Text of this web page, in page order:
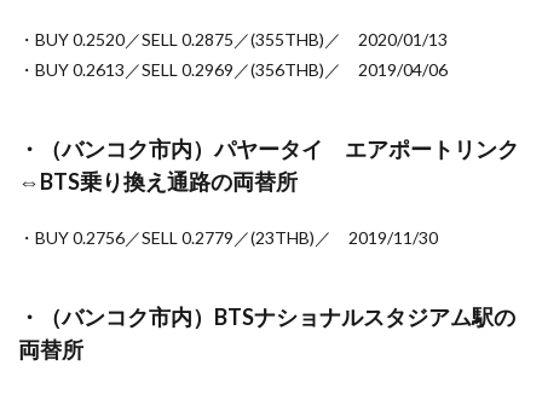
・BUY 0.2520／SELL 0.2875／(355THB)／ 2020/01/13
・BUY 0.2613／SELL 0.2969／(356THB)／ 2019/04/06
・（バンコク市内）パヤータイ エアポートリンク
⇔BTS乗り換え通路の両替所
・BUY 0.2756／SELL 0.2779／(23THB)／ 2019/11/30
・（バンコク市内）BTSナショナルスタジアム駅の
両替所